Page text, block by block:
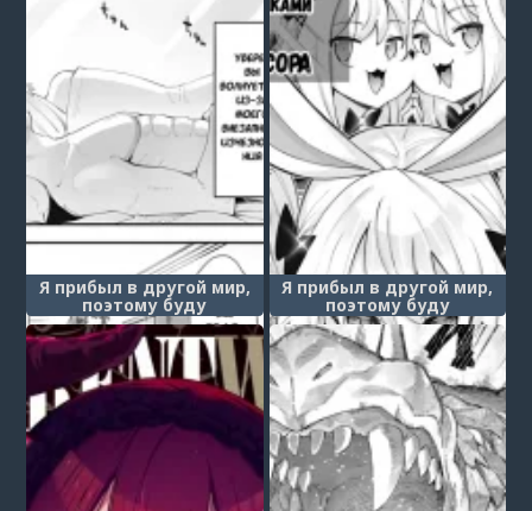
Аниме хентай
Сборники манги
Sign in
Register
Я прибыл в другой мир,
поэтому буду
наслаждаться своими
сексуальными навыками
на полную! - Глава 9
(Isekai Kitanode Sukebe
Skill)
Я прибыл в другой мир,
поэтому буду
наслаждаться своими
сексуальными навыками
на полную! - Глава 10
(Isekai Kitanode Sukebe
Skill)